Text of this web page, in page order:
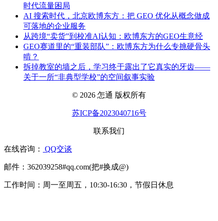
时代流量困局
AI 搜索时代，北京欧博东方：把 GEO 优化从概念做成
可落地的企业服务
从跨境“卖货”到校准AI认知：欧博东方的GEO生意经
GEO赛道里的“重装部队”：欧博东方为什么专挑硬骨头
啃？
拆掉教室的墙之后，学习终于露出了它真实的牙齿——
关于一所“非典型学校”的空间叙事实验
© 2026 怎通 版权所有
苏ICP备2023040716号
联系我们
在线咨询： QQ交谈
邮件：362039258#qq.com(把#换成@)
工作时间：周一至周五，10:30-16:30，节假日休息